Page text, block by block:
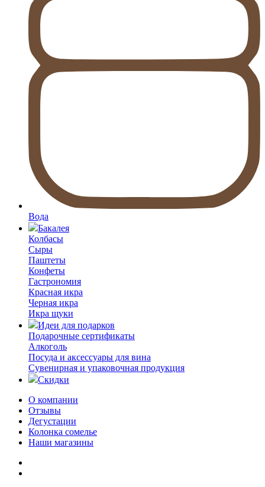
Вода
Бакалея
Колбасы
Сыры
Паштеты
Конфеты
Гастрономия
Красная икра
Черная икра
Икра щуки
Идеи для подарков
Подарочные сертификаты
Алкоголь
Посуда и аксессуары для вина
Сувенирная и упаковочная продукция
Скидки
О компании
Отзывы
Дегустации
Колонка сомелье
Наши магазины